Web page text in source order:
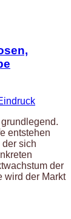
entstehen
sich
der
wird der Markt